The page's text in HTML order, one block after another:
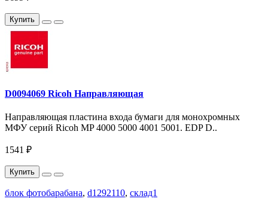
Купить
D0094069 Ricoh Направляющая
Направляющая пластина входа бумаги для монохромных
МФУ серий Ricoh MP 4000 5000 4001 5001. EDP D..
1541 ₽
Купить
блок фотобарабана, d1292110, склад1